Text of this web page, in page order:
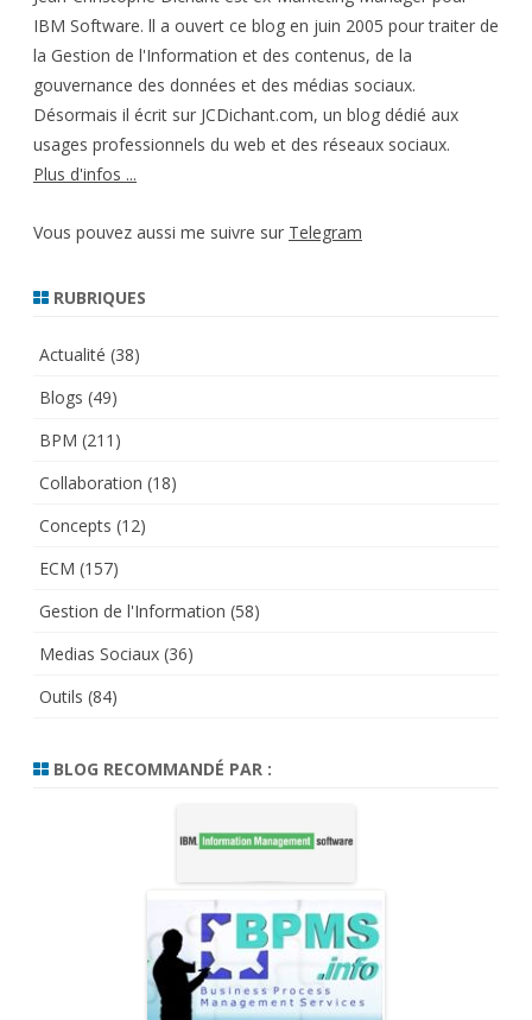
IBM Software. ll a ouvert ce blog en juin 2005 pour traiter de
la Gestion de l'Information et des contenus, de la
gouvernance des données et des médias sociaux.
Désormais il écrit sur JCDichant.com, un blog dédié aux
usages professionnels du web et des réseaux sociaux.
Plus d'infos ...
Vous pouvez aussi me suivre sur Telegram
RUBRIQUES
Actualité (38)
Blogs (49)
BPM (211)
Collaboration (18)
Concepts (12)
ECM (157)
Gestion de l'Information (58)
Medias Sociaux (36)
Outils (84)
BLOG RECOMMANDÉ PAR :